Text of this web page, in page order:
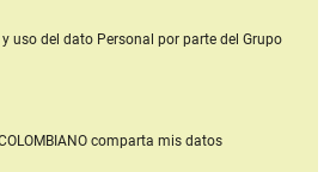
uso del dato Personal por parte del Grupo
comparta mis datos